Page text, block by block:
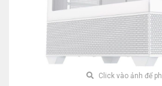
Click vào ảnh để